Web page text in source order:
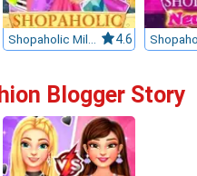
Shopaholic Milan 4.6
Blogger Story